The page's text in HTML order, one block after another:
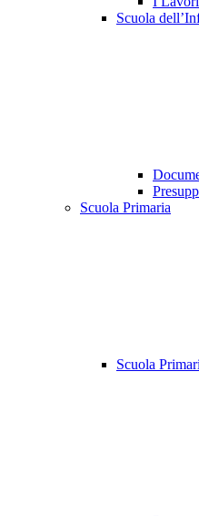
Scuola
Scuola Primaria
Scuola